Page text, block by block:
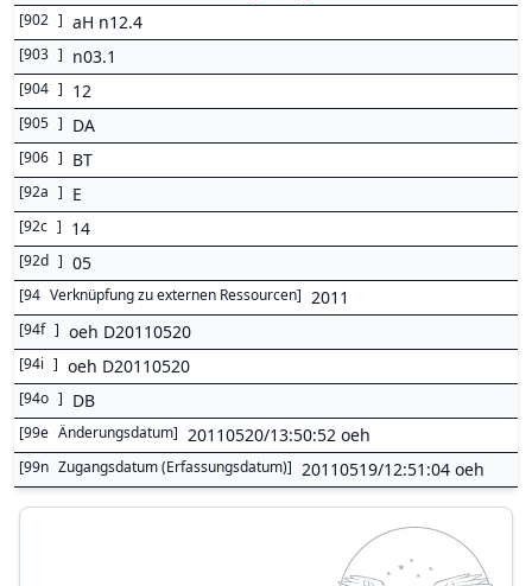
[902 ] aH n12.4
[903 ] n03.1
[904 ] 12
[905 ] DA
[906 ] BT
[92a ] E
[92c ] 14
[92d ] 05
[94 Verknüpfung zu externen Ressourcen] 2011
[94f ] oeh D20110520
[94i ] oeh D20110520
[94o ] DB
[99e Änderungsdatum] 20110520/13:50:52 oeh
[99n Zugangsdatum (Erfassungsdatum)] 20110519/12:51:04 oeh